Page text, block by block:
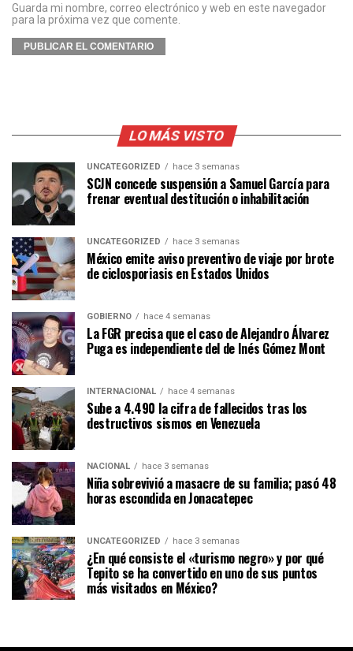
Guarda mi nombre, correo electrónico y web en este navegador
para la próxima vez que comente.
LO MÁS VISTO
UNCATEGORIZED hace 3 semanas
SCJN concede suspensión a Samuel García para
frenar eventual destitución o inhabilitación
UNCATEGORIZED hace 3 semanas
México emite aviso preventivo de viaje por brote
de ciclosporiasis en Estados Unidos
GOBIERNO hace 4 semanas
La FGR precisa que el caso de Alejandro Álvarez
Puga es independiente del de Inés Gómez Mont
INTERNACIONAL hace 4 semanas
Sube a 4.490 la cifra de fallecidos tras los
destructivos sismos en Venezuela
NACIONAL hace 3 semanas
Niña sobrevivió a masacre de su familia; pasó 48
horas escondida en Jonacatepec
UNCATEGORIZED hace 3 semanas
¿En qué consiste el «turismo negro» y por qué
Tepito se ha convertido en uno de sus puntos
más visitados en México?